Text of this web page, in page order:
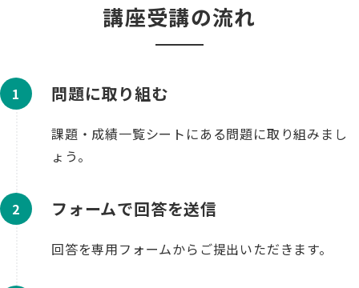
講座受講の流れ
問題に取り組む
課題・成績一覧シートにある問題に取り組みまし
ょう。
フォームで回答を送信
回答を専用フォームからご提出いただきます。